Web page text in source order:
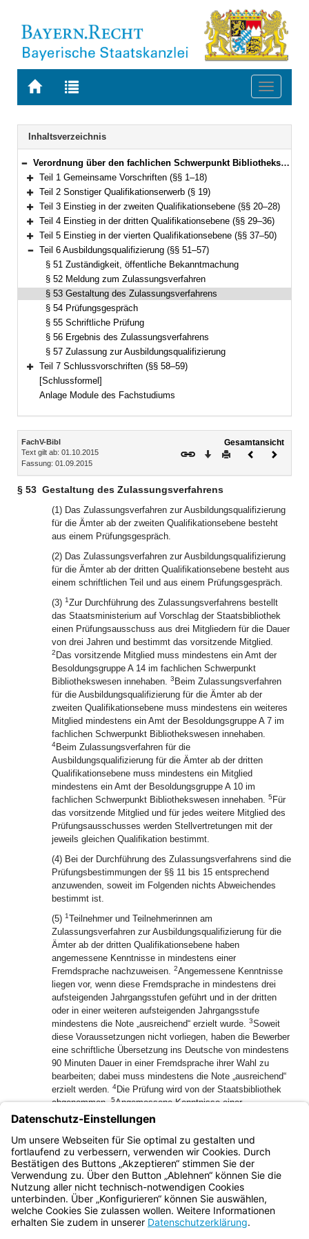
Zur
BAYERN.RECHT
Zur
letzten
Suche
Toggle
Navigation
Inhaltsverzeichnis
Bereich reduzieren
Verordnung über den fachlichen Schwerpunkt Bibliothekswesen (FachV-Bibl)FachV-Bibl Vom 1. September 2015 (GVBl S. 330) BayRS 2038-3-1-10-I/WK (§§ 1–59)
Bereich erweitern
Teil 1 Gemeinsame Vorschriften (§§ 1–18)
Bereich erweitern
Teil 2 Sonstiger Qualifikationserwerb (§ 19)
Bereich erweitern
Teil 3 Einstieg in der zweiten Qualifikationsebene (§§ 20–28)
Bereich erweitern
Teil 4 Einstieg in der dritten Qualifikationsebene (§§ 29–36)
Bereich erweitern
Teil 5 Einstieg in der vierten Qualifikationsebene (§§ 37–50)
Bereich reduzieren
Teil 6 Ausbildungsqualifizierung (§§ 51–57)
§ 51 Zuständigkeit, öffentliche Bekanntmachung
§ 52 Meldung zum Zulassungsverfahren
§ 53 Gestaltung des Zulassungsverfahrens
§ 54 Prüfungsgespräch
§ 55 Schriftliche Prüfung
§ 56 Ergebnis des Zulassungsverfahrens
§ 57 Zulassung zur Ausbildungsqualifizierung
Bereich erweitern
Teil 7 Schlussvorschriften (§§ 58–59)
[Schlussformel]
Anlage Module des Fachstudiums
Inhalt
FachV-Bibl
Text gilt ab: 01.10.2015
Fassung: 01.09.2015
Gesamtansicht
Download
DruckenVorheriges
§ 53 Gestaltung des Zulassungsverfahrens
(1) Das Zulassungsverfahren zur Ausbildungsqualifizierung
für die Ämter ab der zweiten Qualifikationsebene besteht
aus einem Prüfungsgespräch.
(2) Das Zulassungsverfahren zur Ausbildungsqualifizierung
für die Ämter ab der dritten Qualifikationsebene besteht aus
einem schriftlichen Teil und aus einem Prüfungsgespräch.
(3) 1Zur Durchführung des Zulassungsverfahrens bestellt
das Staatsministerium auf Vorschlag der Staatsbibliothek
einen Prüfungsausschuss aus drei Mitgliedern für die Dauer
von drei Jahren und bestimmt das vorsitzende Mitglied.
2 Das vorsitzende Mitglied muss mindestens ein Amt der
Besoldungsgruppe A 14 im fachlichen Schwerpunkt
Bibliothekswesen innehaben. 3 Beim Zulassungsverfahren
für die Ausbildungsqualifizierung für die Ämter ab der
zweiten Qualifikationsebene muss mindestens ein weiteres
Mitglied mindestens ein Amt der Besoldungsgruppe A 7 im
fachlichen Schwerpunkt Bibliothekswesen innehaben.
4Beim Zulassungsverfahren für die
Ausbildungsqualifizierung für die Ämter ab der dritten
Qualifikationsebene muss mindestens ein Mitglied
mindestens ein Amt der Besoldungsgruppe A 10 im
fachlichen Schwerpunkt Bibliothekswesen innehaben. 5 Für
das vorsitzende Mitglied und für jedes weitere Mitglied des
Prüfungsausschusses werden Stellvertretungen mit der
jeweils gleichen Qualifikation bestimmt.
(4) Bei der Durchführung des Zulassungsverfahrens sind die
Prüfungsbestimmungen der §§ 11 bis 15 entsprechend
anzuwenden, soweit im Folgenden nichts Abweichendes
bestimmt ist.
(5) 1Teilnehmer und Teilnehmerinnen am
Zulassungsverfahren zur Ausbildungsqualifizierung für die
Ämter ab der dritten Qualifikationsebene haben
angemessene Kenntnisse in mindestens einer
Fremdsprache nachzuweisen. 2Angemessene Kenntnisse
liegen vor, wenn diese Fremdsprache in mindestens drei
aufsteigenden Jahrgangsstufen geführt und in der dritten
oder in einer weiteren aufsteigenden Jahrgangsstufe
mindestens die Note „ausreichend“ erzielt wurde. 3Soweit
diese Voraussetzungen nicht vorliegen, haben die Bewerber
eine schriftliche Übersetzung ins Deutsche von mindestens
90 Minuten Dauer in einer Fremdsprache ihrer Wahl zu
bearbeiten; dabei muss mindestens die Note „ausreichend“
erzielt werden. 4Die Prüfung wird von der Staatsbibliothek
abgenommen.5Angemessene Kenntnisse einer
Fremdsprache liegen ebenso vor, wenn ein Bewerber bzw.
eine Bewerberin eine Prüfung gemäß des Gemeinsamen
Europäischen Referenzrahmens (GER) mit Kompetenzstufe
A2 erfolgreich abgeschlossen hat.
Bayern.de
BayernPortal